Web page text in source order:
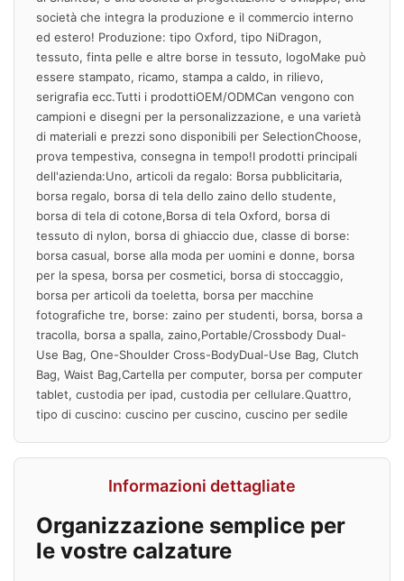
società che integra la produzione e il commercio interno
ed estero! Produzione: tipo Oxford, tipo NiDragon,
tessuto, finta pelle e altre borse in tessuto, logoMake può
essere stampato, ricamo, stampa a caldo, in rilievo,
serigrafia ecc.Tutti i prodottiOEM/ODMCan vengono con
campioni e disegni per la personalizzazione, e una varietà
di materiali e prezzi sono disponibili per SelectionChoose,
prova tempestiva, consegna in tempo!I prodotti principali
dell'azienda:Uno, articoli da regalo: Borsa pubblicitaria,
borsa regalo, borsa di tela dello zaino dello studente,
borsa di tela di cotone,Borsa di tela Oxford, borsa di
tessuto di nylon, borsa di ghiaccio due, classe di borse:
borsa casual, borse alla moda per uomini e donne, borsa
per la spesa, borsa per cosmetici, borsa di stoccaggio,
borsa per articoli da toeletta, borsa per macchine
fotografiche tre, borse: zaino per studenti, borsa, borsa a
tracolla, borsa a spalla, zaino,Portable/Crossbody Dual-
Use Bag, One-Shoulder Cross-BodyDual-Use Bag, Clutch
Bag, Waist Bag,Cartella per computer, borsa per computer
tablet, custodia per ipad, custodia per cellulare.Quattro,
tipo di cuscino: cuscino per cuscino, cuscino per sedile
Informazioni dettagliate
Organizzazione semplice per
le vostre calzature